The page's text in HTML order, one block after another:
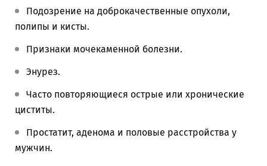
Подозрение на доброкачественные опухоли,
полипы и кисты.
Признаки мочекаменной болезни.
Энурез.
Часто повторяющиеся острые или хронические
циститы.
Простатит, аденома и половые расстройства у
мужчин.